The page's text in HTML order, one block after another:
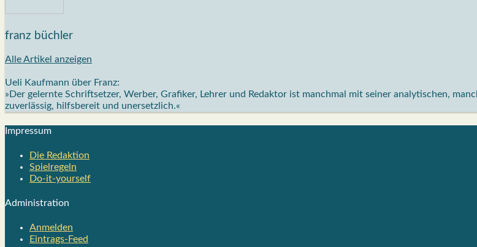
franz büchler
Alle Artikel anzeigen
Ueli Kaufmann über Franz:
»Der gelernte Schriftsetzer, Werber, Grafiker, Lehrer und Redaktor ist manchmal mit seiner analytischen,
zuverlässig, hilfsbereit und unersetzlich.«
Impres­sum
Die Redak­ti­on
Spiel­re­geln
Do-it-your­s­elf
Admi­nis­tra­ti­on
Anmelden
Eintrags-Feed